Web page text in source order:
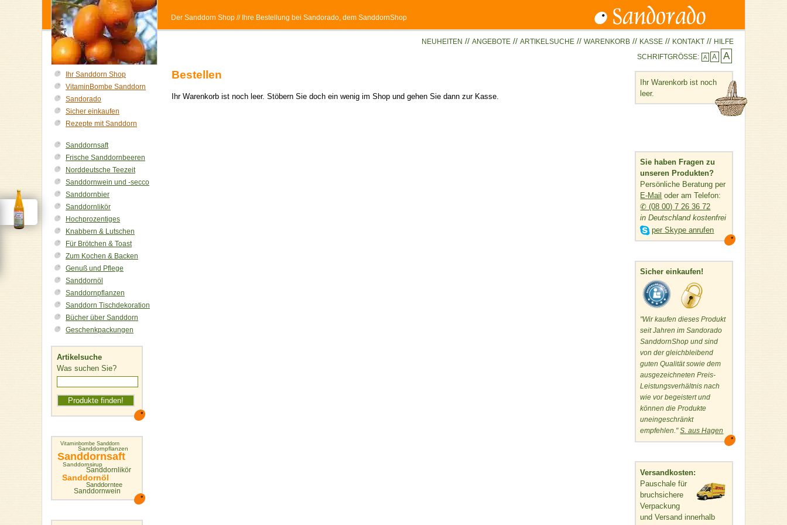
Der Sanddorn Shop // Ihre Bestellung bei Sandorado, dem SanddornShop
NEUHEITEN // ANGEBOTE // ARTIKELSUCHE // WARENKORB // KASSE // KONTAKT // HILFE
Ihr Sanddorn Shop
VitaminBombe Sanddorn
Sandorado
Sicher einkaufen
Rezepte mit Sanddorn
Sanddornsaft
Frische Sanddornbeeren
Norddeutsche Teezeit
Sanddornwein und -secco
Sanddornbier
Sanddornlikör
Hochprozentiges
Knabbern & Lutschen
Für Brötchen & Toast
Zum Kochen & Backen
Genuß und Pflege
Sanddornöl
Sanddornpflanzen
Sanddorn Tischdekoration
Bücher über Sanddorn
Geschenkpackungen
Artikelsuche
Was suchen Sie?
Vitaminbombe Sanddorn
Sanddornpflanzen
Sanddornsaft
Sanddornsirup
Sanddornlikör
Sanddornöl
Sanddorntee
Sanddornwein
SCHRIFTGRÖSSE: A A A
Ihr Warenkorb ist noch
leer.
Sie haben Fragen zu
unseren Produkten?
Persönliche Beratung per
E-Mail oder am Telefon:
✆ (08 00) 7 26 36 72
in Deutschland kostenfrei
 per Skype anrufen
Sicher einkaufen!
"Wir kaufen dieses Produkt
seit Jahren im Sandorado
SanddornShop und sind
von der gleichbleibend
guten Qualität sowie dem
ausgezeichneten Preis-
Leistungsverhältnis nach
wie vor begeistert und
können die Produkte
uneingeschränkt
empfehlen."S. aus Hagen
Versandkosten:
Pauschale für
bruchsichere
Verpackung
und Versand innerhalb
Bestellen
Ihr Warenkorb ist noch leer. Stöbern Sie doch ein wenig im Shop und gehen Sie dann zur Kasse.